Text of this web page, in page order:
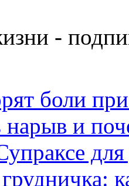
-
боли
нарыв и
для